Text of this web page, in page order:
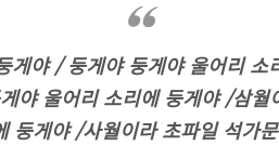
게야 / 둥게야 둥게야 울어리
야 울어리 소리에 둥게야 /삼
둥게야 /사월이라 초파일 석가